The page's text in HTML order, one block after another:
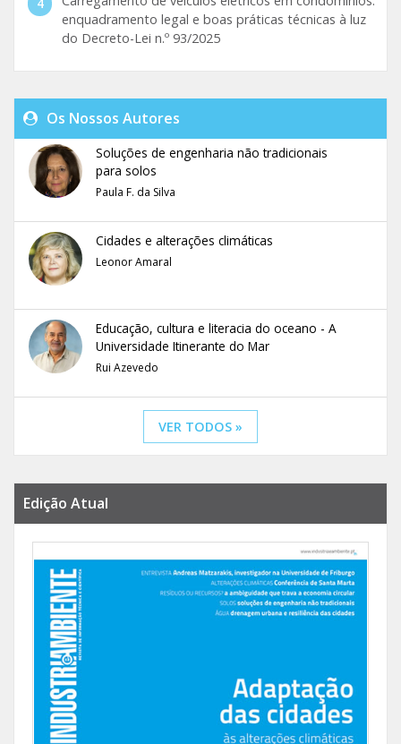
enquadramento legal e boas práticas técnicas à luz
do Decreto-Lei n.º 93/2025
Os Nossos Autores
Soluções de engenharia não tradicionais
para solos
Paula F. da Silva
Cidades e alterações climáticas
Leonor Amaral
Educação, cultura e literacia do oceano - A
Universidade Itinerante do Mar
Rui Azevedo
VER TODOS »
Edição Atual